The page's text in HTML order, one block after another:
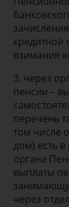
кредитной
взимания
3. через
пенсии –
перечень
том числе
дом) есть
органа
выплаты
через